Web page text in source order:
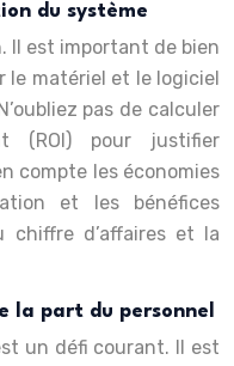
du système
Il est important de bien
le matériel et le logiciel
pas de calculer
(ROI) pour justifier
compte les économies
et les bénéfices
chiffre d’affaires et la
la part du personnel
un défi courant. Il est